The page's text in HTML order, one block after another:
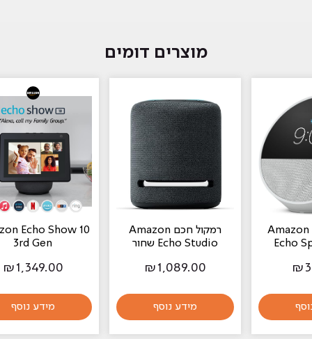
מוצרים דומים
רמקול חכם Amazon
Echo Studio שחור
₪
מידע נוסף
Amazon Echo Show 10
₪
מידע נוסף